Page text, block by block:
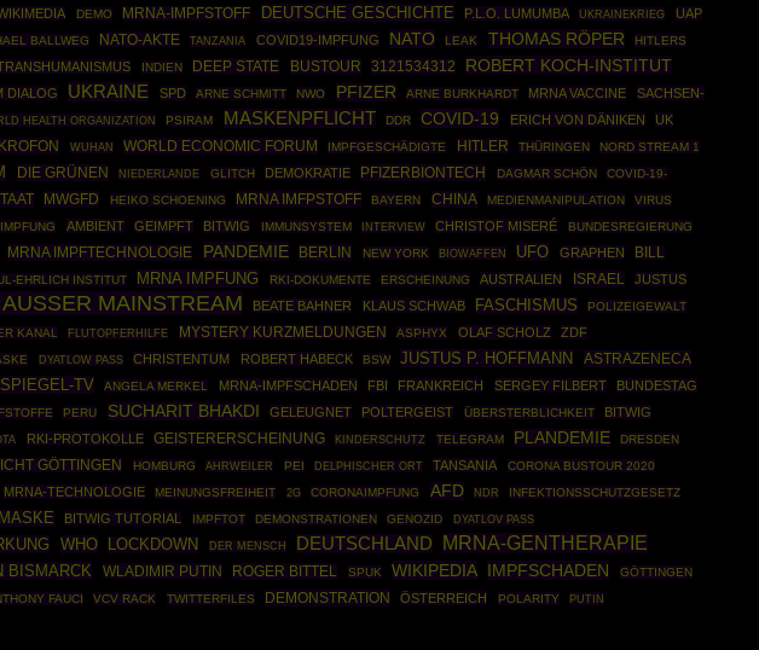
DEMO MRNA-IMPFSTOFF DEUTSCHE GESCHICHTE P.L.O. LUMUMBA UKRAINEKRIEG UAP
BALLWEG NATO-AKTE TANZANIA COVID19-IMPFUNG NATO LEAK THOMAS RÖPER
HITLERS
INDIEN DEEP STATE BUSTOUR 3121534312 ROBERT KOCH-INSTITUT
DIALOG UKRAINE SPD ARNE SCHMITT NWO PFIZER ARNE BURKHARDT MRNA VACCINE
SACHSEN-
HEALTH ORGANIZATION PSIRAM MASKENPFLICHT DDR COVID-19 ERICH VON DÄNIKEN
UK
WUHAN WORLD ECONOMIC FORUM IMPFGESCHÄDIGTE HITLER THÜRINGEN
NORD STREAM 1
DIE GRÜNEN NIEDERLANDE GLITCH DEMOKRATIE PFIZERBIONTECH DAGMAR SCHÖN
COVID-19-
MWGFD HEIKO SCHOENING MRNA IMFPSTOFF BAYERN CHINA MEDIENMANIPULATION
VIRUS
AMBIENT GEIMPFT BITWIG IMMUNSYSTEM INTERVIEW CHRISTOF MISERÉ BUNDESREGIERUNG
MRNA IMPFTECHNOLOGIE PANDEMIE BERLIN NEW YORK BIOWAFFEN UFO GRAPHEN
BILL
EHRLICH INSTITUT MRNA IMPFUNG RKI-DOKUMENTE ERSCHEINUNG AUSTRALIEN ISRAEL
JUSTUS
MAINSTREAM BEATE BAHNER KLAUS SCHWAB FASCHISMUS
POLIZEIGEWALT
KANAL FLUTOPFERHILFE MYSTERY KURZMELDUNGEN ASPHYX OLAF SCHOLZ ZDF
DYATLOW PASS CHRISTENTUM ROBERT HABECK BSW JUSTUS P. HOFFMANN ASTRAZENECA
TV ANGELA MERKEL MRNA-IMPFSCHADEN FBI FRANKREICH SERGEY FILBERT BUNDESTAG
PERU SUCHARIT BHAKDI GELEUGNET POLTERGEIST ÜBERSTERBLICHKEIT
BITWIG
RKI-PROTOKOLLE GEISTERERSCHEINUNG KINDERSCHUTZ TELEGRAM PLANDEMIE
DRESDEN
GÖTTINGEN HOMBURG AHRWEILER PEI DELPHISCHER ORT TANSANIA CORONA BUSTOUR 2020
MRNA-TECHNOLOGIE MEINUNGSFREIHEIT 2G CORONAIMPFUNG AFD NDR
INFEKTIONSSCHUTZGESETZ
BITWIG TUTORIAL IMPFTOT DEMONSTRATIONEN GENOZID DYATLOV PASS
WHO LOCKDOWN DER MENSCH DEUTSCHLAND MRNA-GENTHERAPIE
BISMARCK WLADIMIR PUTIN ROGER BITTEL SPUK WIKIPEDIA IMPFSCHADEN GÖTTINGEN
FAUCI VCV RACK TWITTERFILES DEMONSTRATION ÖSTERREICH POLARITY PUTIN